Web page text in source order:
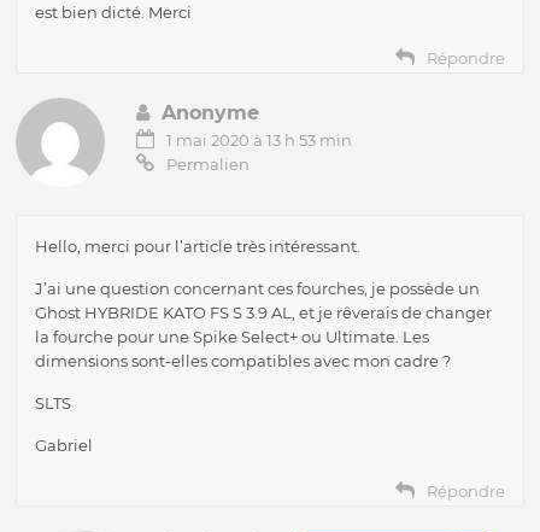
est bien dicté. Merci
Répondre
Anonyme
1 mai 2020 à 13 h 53 min
Permalien
Hello, merci pour l’article très intéressant.
J’ai une question concernant ces fourches, je possède un
Ghost HYBRIDE KATO FS S 3.9 AL, et je rêverais de changer
la fourche pour une Spike Select+ ou Ultimate. Les
dimensions sont-elles compatibles avec mon cadre ?
SLTS
Gabriel
Répondre